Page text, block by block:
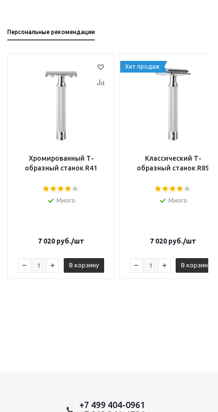
Персональные рекомендации
Хромированный Т-
образный станок R41
Много
7 020 руб./шт
В корзину
Хит продаж
Классический Т-
образный станок R89
Много
7 020 руб./шт
В корзину
+7 499 404-0961